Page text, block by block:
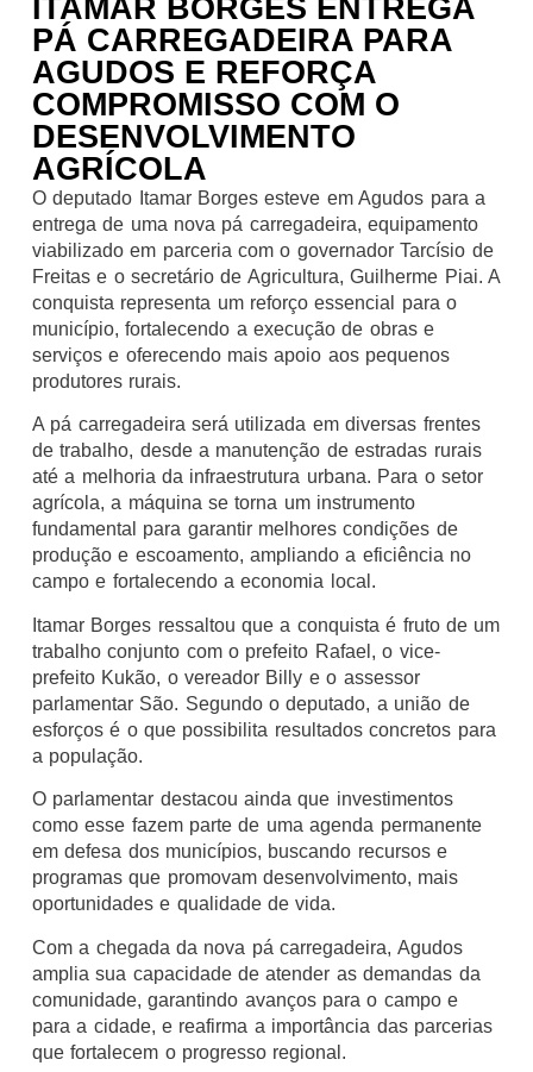
ITAMAR BORGES ENTREGA
PÁ CARREGADEIRA PARA
AGUDOS E REFORÇA
COMPROMISSO COM O
DESENVOLVIMENTO
AGRÍCOLA
O deputado Itamar Borges esteve em Agudos para a
entrega de uma nova pá carregadeira, equipamento
viabilizado em parceria com o governador Tarcísio de
Freitas e o secretário de Agricultura, Guilherme Piai. A
conquista representa um reforço essencial para o
município, fortalecendo a execução de obras e
serviços e oferecendo mais apoio aos pequenos
produtores rurais.
A pá carregadeira será utilizada em diversas frentes
de trabalho, desde a manutenção de estradas rurais
até a melhoria da infraestrutura urbana. Para o setor
agrícola, a máquina se torna um instrumento
fundamental para garantir melhores condições de
produção e escoamento, ampliando a eficiência no
campo e fortalecendo a economia local.
Itamar Borges ressaltou que a conquista é fruto de um
trabalho conjunto com o prefeito Rafael, o vice-
prefeito Kukão, o vereador Billy e o assessor
parlamentar São. Segundo o deputado, a união de
esforços é o que possibilita resultados concretos para
a população.
O parlamentar destacou ainda que investimentos
como esse fazem parte de uma agenda permanente
em defesa dos municípios, buscando recursos e
programas que promovam desenvolvimento, mais
oportunidades e qualidade de vida.
Com a chegada da nova pá carregadeira, Agudos
amplia sua capacidade de atender as demandas da
comunidade, garantindo avanços para o campo e
para a cidade, e reafirma a importância das parcerias
que fortalecem o progresso regional.